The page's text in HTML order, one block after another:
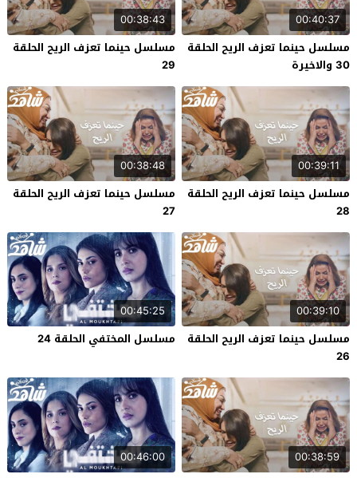
00:40:37
مسلسل حينما تعزف الريح الحلقة
30 والاخيرة
00:38:43
مسلسل حينما تعزف الريح الحلقة
29
00:39:11
مسلسل حينما تعزف الريح الحلقة
28
00:38:48
مسلسل حينما تعزف الريح الحلقة
27
00:39:10
مسلسل حينما تعزف الريح الحلقة
26
00:45:25
مسلسل المختفي الحلقة 24
00:38:59
00:46:00